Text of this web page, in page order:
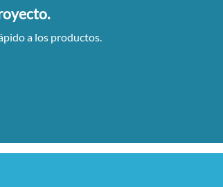
a los productos.